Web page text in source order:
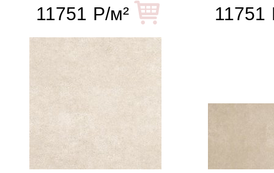
11751 Р/м²
11751